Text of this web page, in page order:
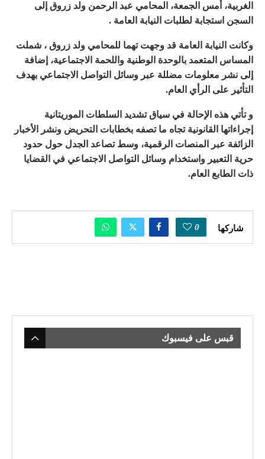
الغربية، أمس الجمعة، المحامي عبد الرحمن ولد زروق إلى
السجن استجابة لطلبات النيابة العامة .
وكانت النيابة العامة قد وجهت تهما للمحامي ولد زروق ، شملت
المساس المتعمد بالوحدة الوطنية واللحمة الاجتماعية، إضافة
إلى نشر معلومات مضللة عبر وسائل التواصل الاجتماعي بهدف
التأثير على الرأي العام.
و تأتي هذه الإحالة في سياق تشديد السلطات الموريتانية
إجراءاتها القانونية تجاه ما تصفه بخطابات التحريض ونشر الأخبار
الزائفة عبر المنصات الرقمية، وسط تصاعد الجدل حول حدود
حرية التعبير واستخدام وسائل التواصل الاجتماعي في القضايا
ذات الطابع العام.
شاركها 0
قبس على فيسبوك